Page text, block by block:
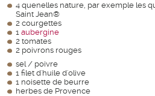
4 quenelles nature, par exemple les
Saint Jean®
2 courgettes
1 aubergine
2 tomates
2 poivrons rouges
sel / poivre
1 filet d'huile d'olive
1 noisette de beurre
herbes de Provence